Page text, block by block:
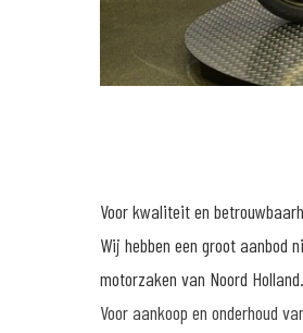
Voor kwaliteit en
Wij hebben een groot aanbod
motorzaken van Noord Holland.
Voor aankoop en onderhoud